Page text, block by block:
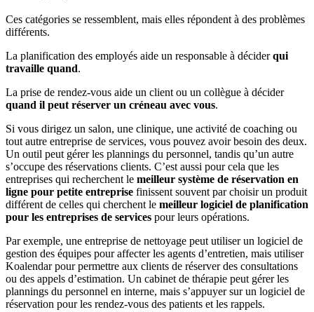
Ces catégories se ressemblent, mais elles répondent à des problèmes
différents.
La planification des employés aide un responsable à déciderqui
travaille quand.
La prise de rendez-vous aide un client ou un collègue à décider
quand il peut réserver un créneau avec vous.
Si vous dirigez un salon, une clinique, une activité de coaching ou
tout autre entreprise de services, vous pouvez avoir besoin des deux.
Un outil peut gérer les plannings du personnel, tandis qu’un autre
s’occupe des réservations clients. C’est aussi pour cela que les
entreprises qui recherchent le meilleur système de réservation en
ligne pour petite entreprise finissent souvent par choisir un produit
différent de celles qui cherchent le meilleur logiciel de planification
pour les entreprises de services pour leurs opérations.
Par exemple, une entreprise de nettoyage peut utiliser un logiciel de
gestion des équipes pour affecter les agents d’entretien, mais utiliser
Koalendar pour permettre aux clients de réserver des consultations
ou des appels d’estimation. Un cabinet de thérapie peut gérer les
plannings du personnel en interne, mais s’appuyer sur un logiciel de
réservation pour les rendez-vous des patients et les rappels.